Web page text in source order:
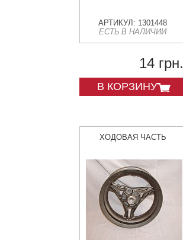
АРТИКУЛ: 1301448
ЕСТЬ В НАЛИЧИИ
14 грн.
В КОРЗИНУ
ХОДОВАЯ ЧАСТЬ